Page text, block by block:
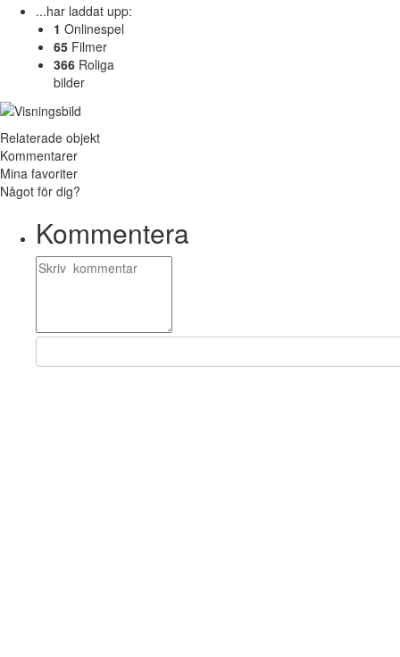
...har laddat upp:
1 Onlinespel
65 Filmer
366 Roliga
bilder
Relaterade objekt
Kommentarer
Mina favoriter
Något för dig?
Kommentera